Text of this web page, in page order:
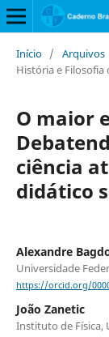
Início / Arquivos
História e Filosofia
O maior
ciência
didático
Alexandre
Universidade
https://orcid.org/
João Zanetic
Instituto de Física,